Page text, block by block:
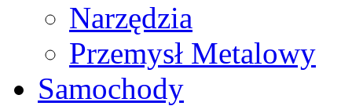
Narzędzia
Przemysł Metalowy
Samochody